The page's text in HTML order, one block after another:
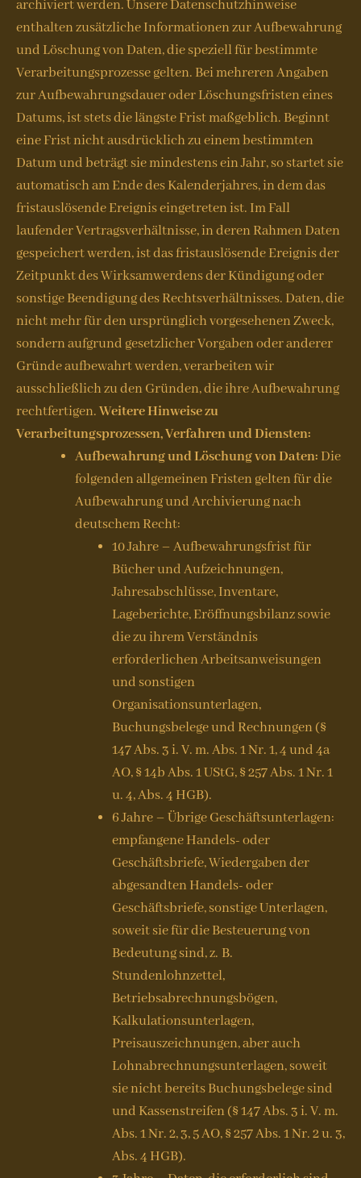
archiviert werden. Unsere Datenschutzhinweise
enthalten zusätzliche Informationen zur Aufbewahrung
und Löschung von Daten, die speziell für bestimmte
Verarbeitungsprozesse gelten. Bei mehreren Angaben
zur Aufbewahrungsdauer oder Löschungsfristen eines
Datums, ist stets die längste Frist maßgeblich. Beginnt
eine Frist nicht ausdrücklich zu einem bestimmten
Datum und beträgt sie mindestens ein Jahr, so startet sie
automatisch am Ende des Kalenderjahres, in dem das
fristauslösende Ereignis eingetreten ist. Im Fall
laufender Vertragsverhältnisse, in deren Rahmen Daten
gespeichert werden, ist das fristauslösende Ereignis der
Zeitpunkt des Wirksamwerdens der Kündigung oder
sonstige Beendigung des Rechtsverhältnisses. Daten, die
nicht mehr für den ursprünglich vorgesehenen Zweck,
sondern aufgrund gesetzlicher Vorgaben oder anderer
Gründe aufbewahrt werden, verarbeiten wir
ausschließlich zu den Gründen, die ihre Aufbewahrung
rechtfertigen.Weitere Hinweise zu
Verarbeitungsprozessen, Verfahren und Diensten:
Aufbewahrung und Löschung von Daten: Die
folgenden allgemeinen Fristen gelten für die
Aufbewahrung und Archivierung nach
deutschem Recht:
10 Jahre – Aufbewahrungsfrist für
Bücher und Aufzeichnungen,
Jahresabschlüsse, Inventare,
Lageberichte, Eröffnungsbilanz sowie
die zu ihrem Verständnis
erforderlichen Arbeitsanweisungen
und sonstigen
Organisationsunterlagen,
Buchungsbelege und Rechnungen (§
147 Abs. 3 i. V. m. Abs. 1 Nr. 1, 4 und 4a
AO, § 14b Abs. 1 UStG, § 257 Abs. 1 Nr. 1
u. 4, Abs. 4 HGB).
6 Jahre – Übrige Geschäftsunterlagen:
empfangene Handels- oder
Geschäftsbriefe, Wiedergaben der
abgesandten Handels- oder
Geschäftsbriefe, sonstige Unterlagen,
soweit sie für die Besteuerung von
Bedeutung sind, z. B.
Stundenlohnzettel,
Betriebsabrechnungsbögen,
Kalkulationsunterlagen,
Preisauszeichnungen, aber auch
Lohnabrechnungsunterlagen, soweit
sie nicht bereits Buchungsbelege sind
und Kassenstreifen (§ 147 Abs. 3 i. V. m.
Abs. 1 Nr. 2, 3, 5 AO, § 257 Abs. 1 Nr. 2 u. 3,
Abs. 4 HGB).